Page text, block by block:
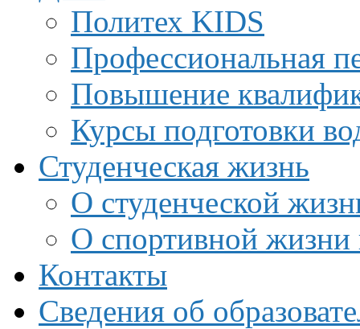
Политех KIDS
Профессиональная
Повышение
Курсы подготовки
Студенческая жизнь
О студенческой
О спортивной жизни
Контакты
Сведения об